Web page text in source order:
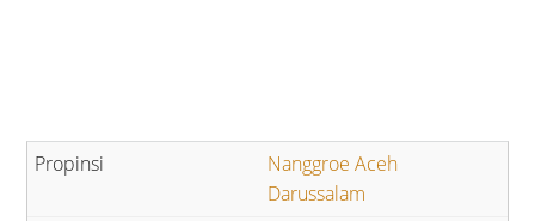
Nanggroe Aceh
Darussalam